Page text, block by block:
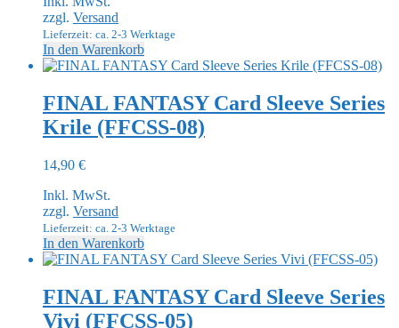
zzgl. Versand
Lieferzeit: ca. 2-3 Werktage
In den Warenkorb
FINAL FANTASY Card Sleeve Series
Krile (FFCSS-08)
14,90 €
Inkl. MwSt.
zzgl. Versand
Lieferzeit: ca. 2-3 Werktage
In den Warenkorb
FINAL FANTASY Card Sleeve Series
Vivi (FFCSS-05)